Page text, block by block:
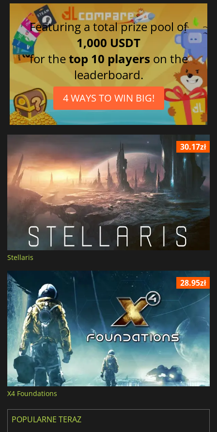
Featuring a total prize pool of
1,000 USDT
for thetop 10 players on the
leaderboard.
4 WAYS TO WIN BIG!
30.17zł
Stellaris
28.95zł
X4 Foundations
POPULARNE TERAZ